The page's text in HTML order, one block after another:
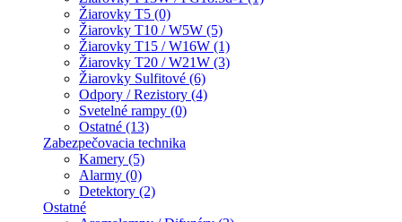
Žiarovky T5 (0)
Žiarovky T10 / W5W (5)
Žiarovky T15 / W16W (1)
Žiarovky T20 / W21W (3)
Žiarovky Sulfitové (6)
Odpory / Rezistory (4)
Svetelné rampy (0)
Ostatné (13)
Zabezpečovacia technika
Kamery (5)
Alarmy (0)
Detektory (2)
Ostatné